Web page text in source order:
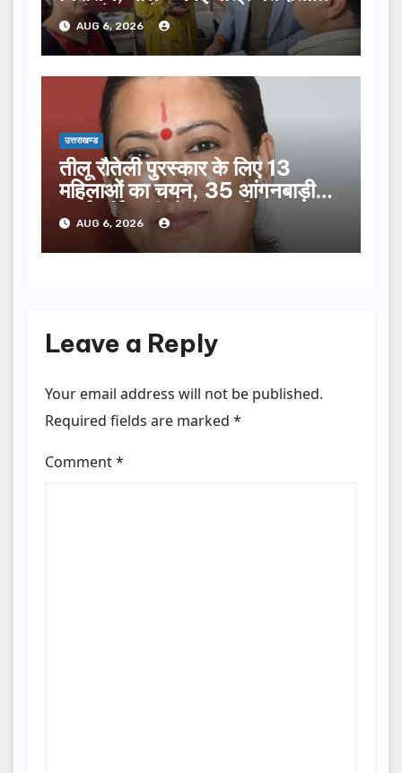
सूची से न छूटे…
AUG 6, 2026
उत्तराखण्ड
तीलू रौतेली पुरस्कार के लिए 13
महिलाओं का चयन, 35 आंगनबाड़ी
कार्यकर्तियां भी होंगी सम्मानित…
AUG 6, 2026
Leave a Reply
Your email address will not be published.
Required fields are marked *
Comment*